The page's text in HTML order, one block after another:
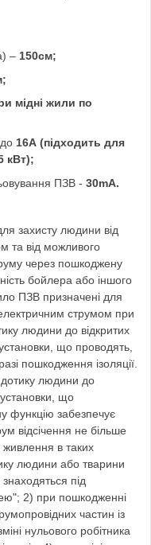
– 150см;
мідні жили по
16А (підходить для
кВт);
ПЗВ - 30mА.
захисту людини від
та від можливого
через пошкоджену
бойлера або іншого
ПЗВ призначені для
струмом при
людини до відкритих
що проводять,
пошкодження ізоляції.
людини до
що
функцію забезпечує
відсічення не більше
в таких
людини або тварини
під
2) при пошкодженні
частин із
нульового робітника